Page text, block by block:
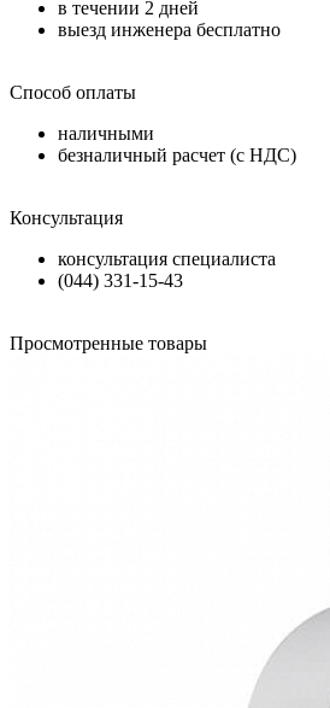
в течении 2 дней
выезд инженера бесплатно
Способ оплаты
наличными
безналичный расчет (с НДС)
Консультация
консультация специалиста
(044) 331-15-43
Просмотренные товары